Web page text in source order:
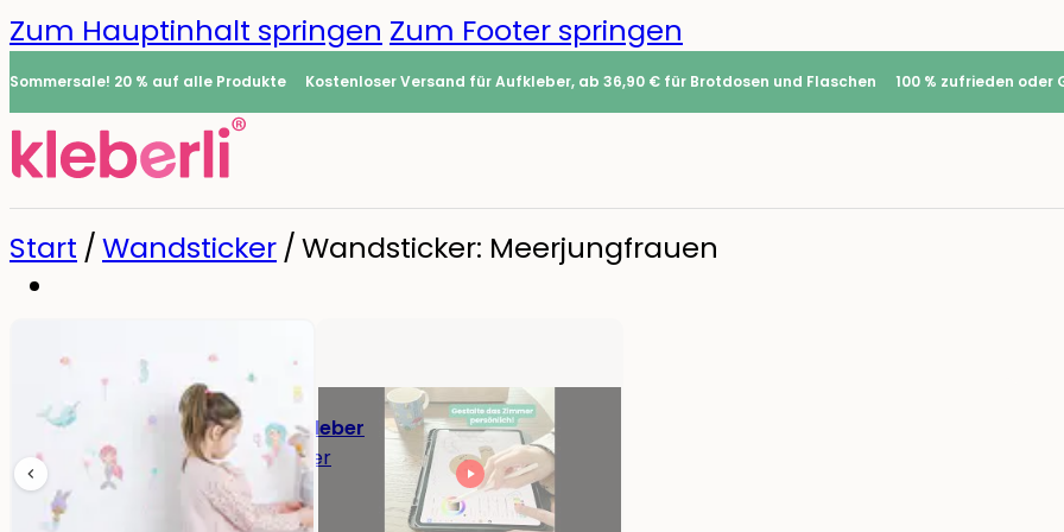
Zum Hauptinhalt springen Zum Footer springen
Sommersale! 20 % auf alle Produkte Kostenloser Versand für Aufkleber, ab 36,90 € für Brotdosen und Flaschen 100 % zufrieden oder
Namensaufkleber
Alle Namensaufkleber
Namensaufkleber
Bügeletiketten
Mini-Aufkleber
Start /Wandsticker /Wandsticker: Meerjungfrauen